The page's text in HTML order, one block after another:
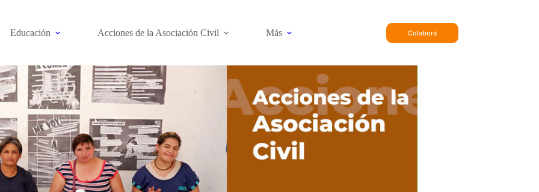
Educación Acciones de la Asociación Civil Más Colaborá